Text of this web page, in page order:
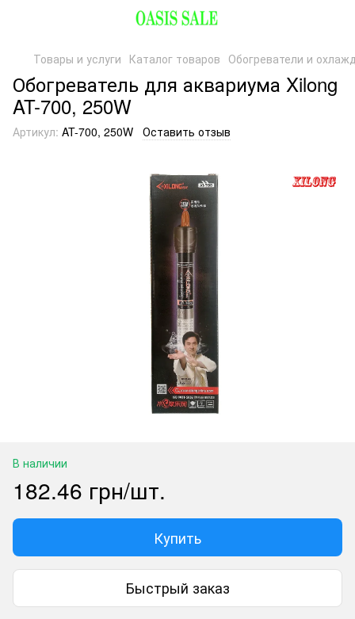
Товары и услуги Каталог товаров Обогреватели и
Обогреватель для аквариума Xilong
AT-700, 250W
Артикул: AT-700, 250W Оставить отзыв
В наличии
182.46 грн/шт.
Купить
Быстрый заказ